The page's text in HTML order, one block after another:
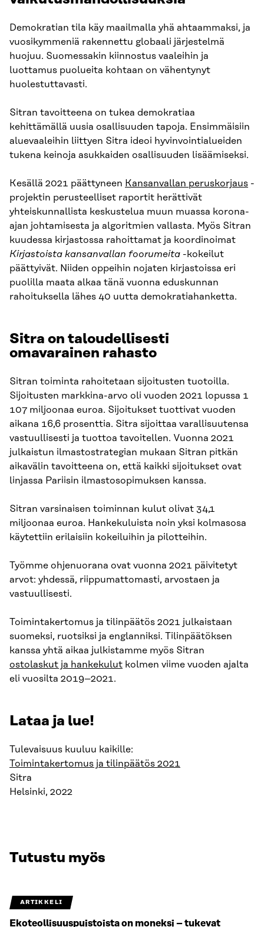
Demokratian tila käy maailmalla yhä ahtaammaksi, ja
vuosikymmeniä rakennettu globaali järjestelmä
huojuu. Suomessakin kiinnostus vaaleihin ja
luottamus puolueita kohtaan on vähentynyt
huolestuttavasti.
Sitran tavoitteena on tukea demokratiaa
kehittämällä uusia osallisuuden tapoja. Ensimmäisiin
aluevaaleihin liittyen Sitra ideoi hyvinvointialueiden
tukena keinoja asukkaiden osallisuuden lisäämiseksi.
Kesällä 2021 päättyneen Kansanvallan peruskorjaus -
projektin perusteelliset raportit herättivät
yhteiskunnallista keskustelua muun muassa korona-
ajan johtamisesta ja algoritmien vallasta. Myös Sitran
kuudessa kirjastossa rahoittamat ja koordinoimat
Kirjastoista kansanvallan foorumeita -kokeilut
päättyivät. Niiden oppeihin nojaten kirjastoissa eri
puolilla maata alkaa tänä vuonna eduskunnan
rahoituksella lähes 40 uutta demokratiahanketta.
Sitra on taloudellisesti
omavarainen rahasto
Sitran toiminta rahoitetaan sijoitusten tuotoilla.
Sijoitusten markkina-arvo oli vuoden 2021 lopussa 1
107 miljoonaa euroa. Sijoitukset tuottivat vuoden
aikana 16,6 prosenttia. Sitra sijoittaa varallisuutensa
vastuullisesti ja tuottoa tavoitellen. Vuonna 2021
julkaistun ilmastostrategian mukaan Sitran pitkän
aikavälin tavoitteena on, että kaikki sijoitukset ovat
linjassa Pariisin ilmastosopimuksen kanssa.
Sitran varsinaisen toiminnan kulut olivat 34,1
miljoonaa euroa. Hankekuluista noin yksi kolmasosa
käytettiin erilaisiin kokeiluihin ja pilotteihin.
Työmme ohjenuorana ovat vuonna 2021 päivitetyt
arvot: yhdessä, riippumattomasti, arvostaen ja
vastuullisesti.
Toimintakertomus ja tilinpäätös 2021 julkaistaan
suomeksi, ruotsiksi ja englanniksi. Tilinpäätöksen
kanssa yhtä aikaa julkistamme myös Sitran
ostolaskut ja hankekulut kolmen viime vuoden ajalta
eli vuosilta 2019–2021.
Lataa ja lue!
Tulevaisuus kuuluu kaikille:
Toimintakertomus ja tilinpäätös 2021
Sitra
Helsinki, 2022
Tutustu myös
ARTIKKELI
Ekoteollisuuspuistoista on moneksi – tukevat